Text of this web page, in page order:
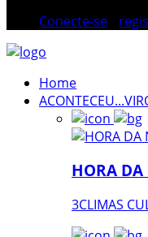
Conecte-se
Home
HORA
3CLIMAS